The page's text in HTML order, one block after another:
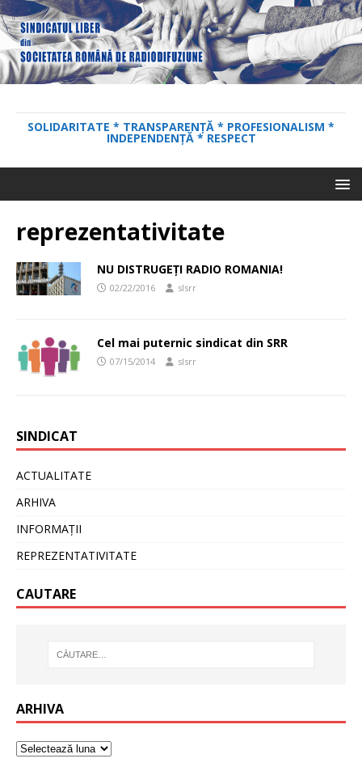
SOLIDARITATE * TRANSPARENȚĂ * PROFESIONALISM *
INDEPENDENȚĂ * RESPECT
reprezentativitate
NU DISTRUGEȚI RADIO ROMANIA!
02/22/2016 slsrr
Cel mai puternic sindicat din SRR
07/15/2014 slsrr
SINDICAT
ACTUALITATE
ARHIVA
INFORMAȚII
REPREZENTATIVITATE
CAUTARE
ARHIVA